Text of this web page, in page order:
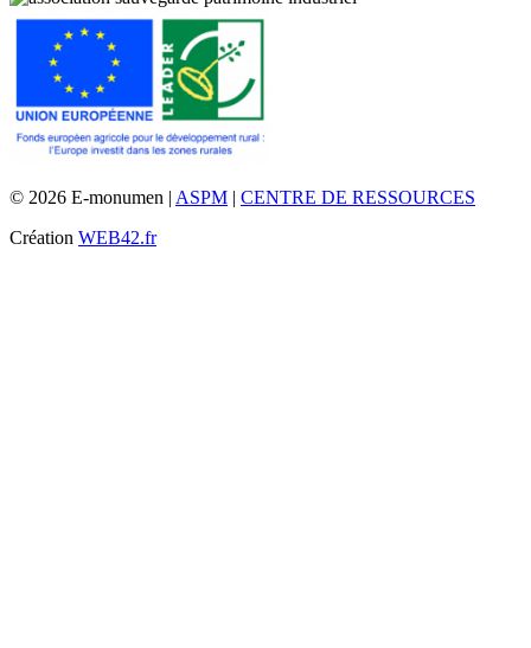
© 2026 E-monumen | ASPM
CENTRE DE RESSOURCES
Création WEB42.fr